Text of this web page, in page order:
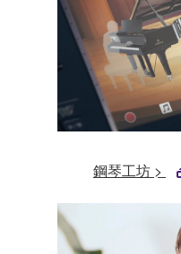
鋼琴工坊 >